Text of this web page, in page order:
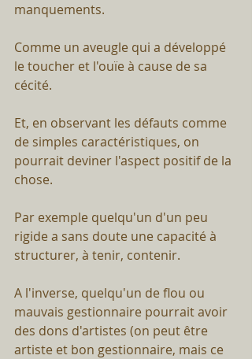
manquements.⠀
Comme un aveugle qui a développé
le toucher et l'ouïe à cause de sa
cécité.⠀
Et, en observant les défauts comme
de simples caractéristiques, on
pourrait deviner l'aspect positif de la
chose.⠀
Par exemple quelqu'un d'un peu
rigide a sans doute une capacité à
structurer, à tenir, contenir.⠀
A l'inverse, quelqu'un de flou ou
mauvais gestionnaire pourrait avoir
des dons d'artistes (on peut être
artiste et bon gestionnaire, mais ce